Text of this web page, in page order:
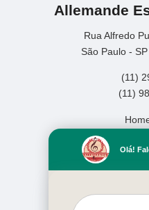
Allemande
Rua Alfredo
São Paulo -
(11)
(11)
Olá!